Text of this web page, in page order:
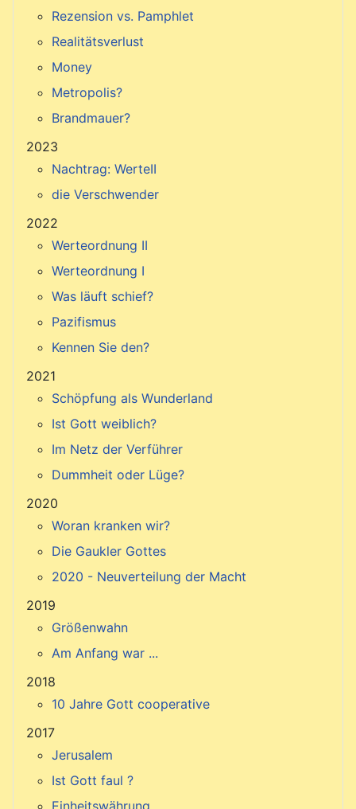
Rezension vs. Pamphlet
Realitätsverlust
Money
Metropolis?
Brandmauer?
2023
Nachtrag: WerteII
die Verschwender
2022
Werteordnung II
Werteordnung I
Was läuft schief?
Pazifismus
Kennen Sie den?
2021
Schöpfung als Wunderland
Ist Gott weiblich?
Im Netz der Verführer
Dummheit oder Lüge?
2020
Woran kranken wir?
Die Gaukler Gottes
2020 - Neuverteilung der Macht
2019
Größenwahn
Am Anfang war ...
2018
10 Jahre Gott cooperative
2017
Jerusalem
Ist Gott faul ?